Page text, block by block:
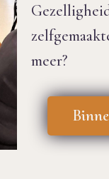
meer?